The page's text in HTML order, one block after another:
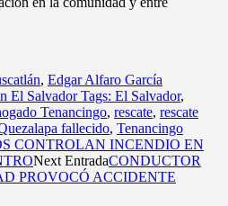
, Edgar Alfaro García
El Salvador Tags: El Salvador,
Tenancingo, rescate, rescate
fallecido, Tenancingo
CONTROLAN INCENDIO EN
Next EntradaCONDUCTOR
PROVOCÓ ACCIDENTE